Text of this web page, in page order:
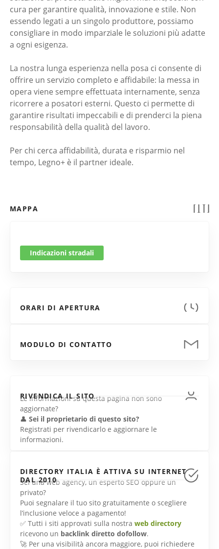
cura per garantire qualità, innovazione e stile. Non
essendo legati a un singolo produttore, possiamo
consigliare in modo imparziale le soluzioni più adatte
a ogni esigenza.
La nostra lunga esperienza nella posa ci consente di
offrire un servizio completo e affidabile: la messa in
opera viene sempre effettuata internamente, senza
ricorrere a posatori esterni. Questo ci permette di
garantire risultati impeccabili e di prenderci la piena
responsabilità della qualità del lavoro.
Per chi cerca affidabilità, durata e risparmio nel
tempo, Legno+ è il partner ideale.
MAPPA
Indicazioni stradali
ORARI DI APERTURA
MODULO DI CONTATTO
RIVENDICA IL SITO
Le informazioni su questa pagina non sono
aggiornate?
👤 Sei il proprietario di questo sito?
Registrati per rivendicarlo e aggiornare le
informazioni.
DIRECTORY ITALIA È ATTIVA SU INTERNET
DAL 2010
Sei una web agency, un esperto SEO oppure un
privato?
Puoi segnalare il tuo sito gratuitamente o scegliere
l’inclusione veloce a pagamento!
✅ Tutti i siti approvati sulla nostra web directory
ricevono un backlink diretto dofollow.
🚀 Per una visibilità ancora maggiore, puoi richiedere